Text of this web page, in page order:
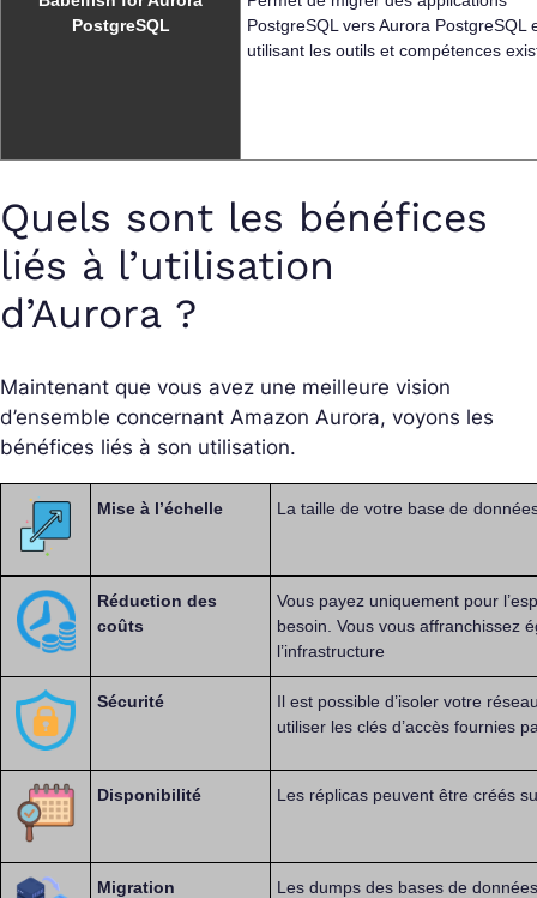
PostgreSQL
PostgreSQL vers Aurora PostgreSQL
utilisant les outils et compétences
Quels sont les bénéfices
liés à l’utilisation
d’Aurora ?
Maintenant que vous avez une meilleure vision
d’ensemble concernant Amazon Aurora, voyons les
bénéfices liés à son utilisation.
Mise à l’échelle La taille de votre base de
Réduction des
coûts
Vous payez uniquement pour
besoin. Vous vous affranchissez
l’infrastructure
Sécurité
Il est possible d’isoler votre
utiliser les clés d’accès fournies
Disponibilité Les réplicas peuvent être créés
Migration
Les dumps des bases de